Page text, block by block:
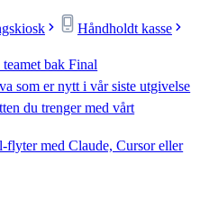
Håndholdt kasse
bak Final
som er nytt i vår siste utgivelse
du trenger med vårt
flyter med Claude, Cursor eller